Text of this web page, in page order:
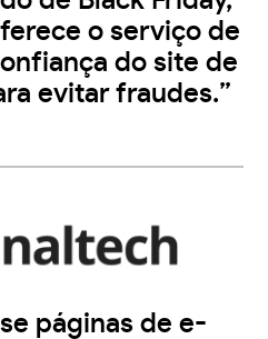
o serviço de
do site de
evitar fraudes.”
páginas de e-